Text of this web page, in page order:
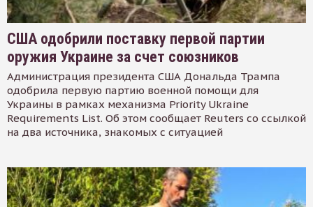
США одобрили поставку первой партии
оружия Украине за счет союзников
Администрация президента США Дональда Трампа
одобрила первую партию военной помощи для
Украины в рамках механизма Priority Ukraine
Requirements List. Об этом сообщает Reuters со ссылкой
на два источника, знакомых с ситуацией